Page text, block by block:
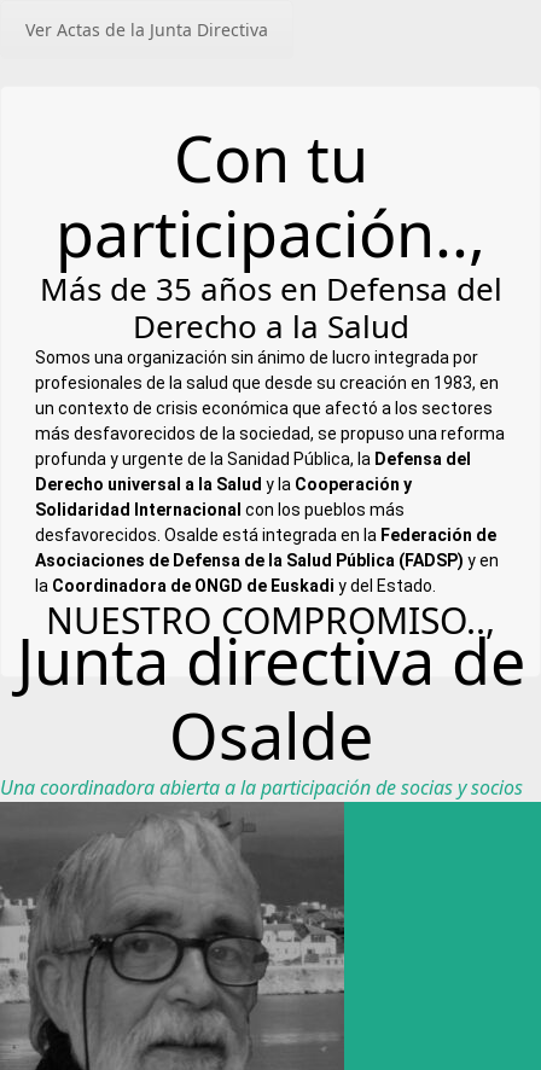
Ver Actas de la Junta Directiva
Con tu
participación..,
Más de 35 años en Defensa del
Derecho a la Salud
Somos una organización sin ánimo de lucro integrada por
profesionales de la salud que desde su creación en 1983, en
un contexto de crisis económica que afectó a los sectores
más desfavorecidos de la sociedad, se propuso una reforma
profunda y urgente de la Sanidad Pública, la Defensa del
Derecho universal a la Salud y la Cooperación y
Solidaridad Internacional con los pueblos más
desfavorecidos. Osalde está integrada en la Federación de
Asociaciones de Defensa de la Salud Pública (FADSP) y en
la Coordinadora de ONGD de Euskadi y del Estado.
NUESTRO COMPROMISO..,
Junta directiva de
Osalde
Una coordinadora abierta a la participación de socias y socios